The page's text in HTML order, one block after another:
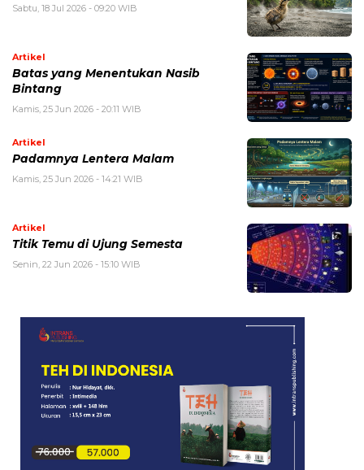
Sabtu, 18 Jul 2026 - 09:20 WIB
Artikel
Batas yang Menentukan Nasib
Bintang
Kamis, 25 Jun 2026 - 20:11 WIB
Artikel
Padamnya Lentera Malam
Kamis, 25 Jun 2026 - 14:21 WIB
Artikel
Titik Temu di Ujung Semesta
Senin, 22 Jun 2026 - 15:10 WIB